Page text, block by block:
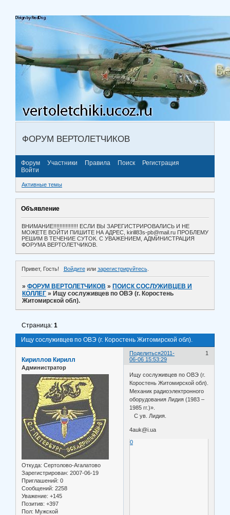
ФОРУМ ВЕРТОЛЕТЧИКОВ
Форум Участники Правила Поиск
Регистрация
Войти
Активные темы
Объявление
ВНИМАНИЕ!!!!!!!!!!!!!!!! ЕСЛИ ВЫ ЗАРЕГИСТРИРОВАЛИСЬ И НЕ
МОЖЕТЕ ВОЙТИ ПИШИТЕ НА АДРЕС, kirill83s-pb@mail.ru ПРОБЛЕМУ
РЕШИМ В ТЕЧЕНИЕ СУТОК. С УВАЖЕНИЕМ, АДМИНИСТРАЦИЯ
ФОРУМА ВЕРТОЛЕТЧИКОВ.
Привет, Гость! Войдитеили зарегистрируйтесь.
»ФОРУМ ВЕРТОЛЕТЧИКОВ » ПОИСК СОСЛУЖИВЦЕВ И
КОЛЛЕГ » Ищу сослуживцев по ОВЭ (г. Коростень
Житомирской обл).
Ищу сослуживцев по ОВЭ (г. Коростень Житомирской обл).
Страница:1
Поделиться 1
2011-
06-06 15:53:29
Кириллов Кирилл
Администратор
Откуда: Сертолово-Агалатово
Зарегистрирован: 2007-06-19
Приглашений: 0
Сообщений: 2258
Уважение: +145
Позитив: +397
Пол: Мужской
Ищу сослуживцев по ОВЭ (г.
Коростень Житомирской обл).
Механик радиоэлектронного
оборудования Лидия (1983 –
1985 гг.)».
С ув. Лидия.
4auk@i.ua
0